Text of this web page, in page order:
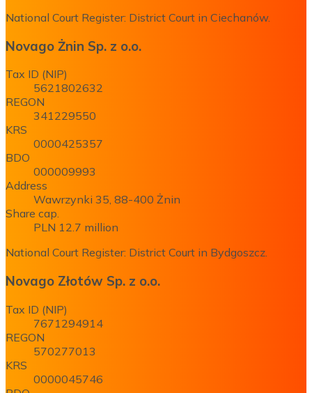
National Court Register: District Court in Ciechanów.
Novago Żnin Sp. z o.o.
Tax ID (NIP)
5621802632
REGON
341229550
KRS
0000425357
BDO
000009993
Address
Wawrzynki 35, 88-400 Żnin
Share cap.
PLN 12.7 million
National Court Register: District Court in Bydgoszcz.
Novago Złotów Sp. z o.o.
Tax ID (NIP)
7671294914
REGON
570277013
KRS
0000045746